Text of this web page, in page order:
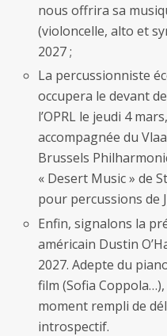
nous offrira sa
(violoncelle, alto et
2027 ;
La percussionniste
occupera le devant
l’OPRL le jeudi 4
accompagnée du
Brussels
« Desert Music » de
pour percussions de
Enfin, signalons la
américain Dustin
2027. Adepte du
film (Sofia
moment rempli de
introspectif.